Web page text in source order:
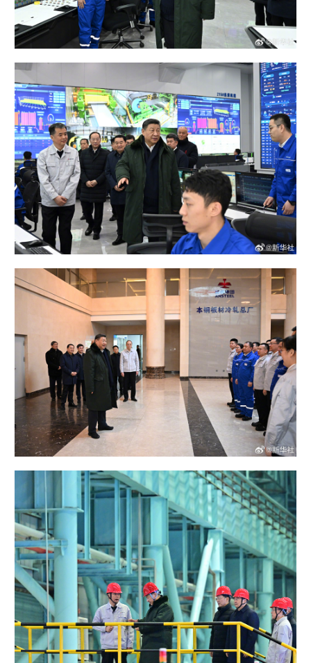
山东 河南 湖南
广西 重庆
云南 西藏
陕西 甘肃 青海 宁夏
新疆 内蒙古 黑龙江
多语种频道
English Español Français عربى
Русский язык 日本語 한국어
Deutsch Português